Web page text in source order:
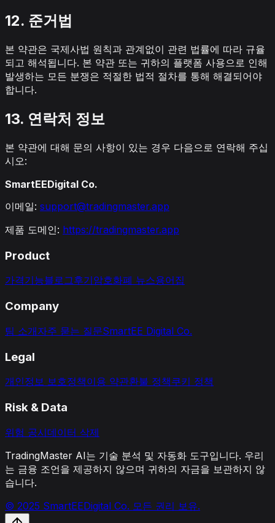
12. 준거법
본 약관은 국제사법 원칙과 관계없이 관련 법률에 따라 규율
되고 해석됩니다. 본 약관 또는 귀하의 플랫폼 사용으로 인해
발생하는 모든 분쟁은 적절한 법적 절차를 통해 해결되어야
합니다.
13. 연락처 정보
본 약관에 대해 문의 사항이 있는 경우 다음으로 연락해 주십
시오:
SmartEEDigital Co.
이메일: support@tradingmaster.app
제품 도메인: https://tradingmaster.app
Product
가격기능블로그후기암호화폐 뉴스용어집
Company
팀 소개자주 묻는 질문SmartEE Digital Co.
Legal
개인정보 보호정책이용 약관환불 정책쿠키 정책
Risk & Data
위험 공시데이터 삭제
TradingMaster AI는 기술 분석 및 자동화 도구입니다. 우리
는 금융 조언을 제공하지 않으며 귀하의 자금을 보관하지 않
습니다.
© 2025 SmartEEDigital Co. 모든 권리 보유.